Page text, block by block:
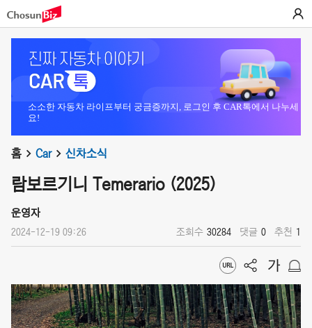
소소한 자동차 라이프부터 궁금증까지, 로그인 후 CAR톡에서 나누세
요!
홈 Car 신차소식
람보르기니 Temerario (2025)
운영자
2024-12-19 09:26 조회수 30284 댓글 0 추천 1